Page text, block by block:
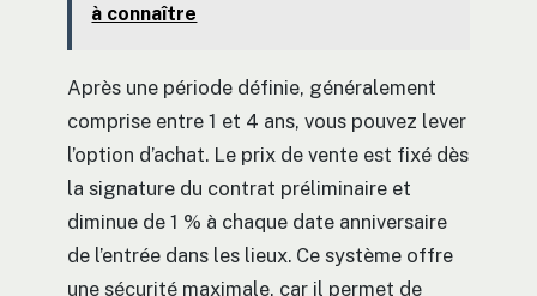
à connaître
Après une période définie, généralement
comprise entre 1 et 4 ans, vous pouvez lever
l’option d’achat. Le prix de vente est fixé dès
la signature du contrat préliminaire et
diminue de 1 % à chaque date anniversaire
de l’entrée dans les lieux. Ce système offre
une sécurité maximale, car il permet de